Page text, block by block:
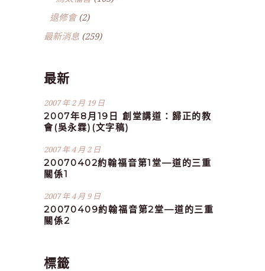
退修會(2)
最新消息 (259)
最新
2007 年 2 月 19 日
2007年8月19日 創堂講道：歸正的教
會(吳永霖)(文字稿)
2007 年 4 月 2 日
20070402約翰福音第1堂—道的三重
關係1
2007 年 4 月 9 日
20070409約翰福音第2堂—道的三重
關係2
標籤